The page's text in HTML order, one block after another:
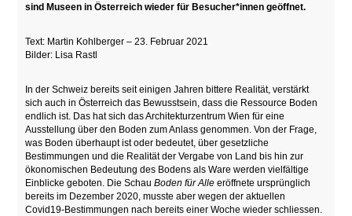
sind Museen in Österreich wieder für Besucher*innen geöffnet.
Text: Martin Kohlberger – 23. Februar 2021
Bilder: Lisa Rastl
In der Schweiz bereits seit einigen Jahren bittere Realität, verstärkt
sich auch in Österreich das Bewusstsein, dass die Ressource Boden
endlich ist. Das hat sich das Architekturzentrum Wien für eine
Ausstellung über den Boden zum Anlass genommen. Von der Frage,
was Boden überhaupt ist oder bedeutet, über gesetzliche
Bestimmungen und die Realität der Vergabe von Land bis hin zur
ökonomischen Bedeutung des Bodens als Ware werden vielfältige
Einblicke geboten. Die SchauBoden für Alle eröffnete ursprünglich
bereits im Dezember 2020, musste aber wegen der aktuellen
Covid19-Bestimmungen nach bereits einer Woche wieder schliessen.